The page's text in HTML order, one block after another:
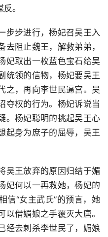
。
步步进行，杨妃召吴王入
阻止魏王，解救弟弟，
妃取出一枚蓝色宝石给吴
统领的信物，杨妃要吴王
之，再向李世民逼宫。吴
夺权的行为。杨妃诉说当
。杨妃聪明的挑起吴王心
起身为庶子的屈辱，吴王
吴王放弃的原因归结于媚
妃何以一再救她，杨妃的
信“女主武氏”的预言，她
借媚娘之手覆灭大唐。
经去刺杀李世民了，媚娘